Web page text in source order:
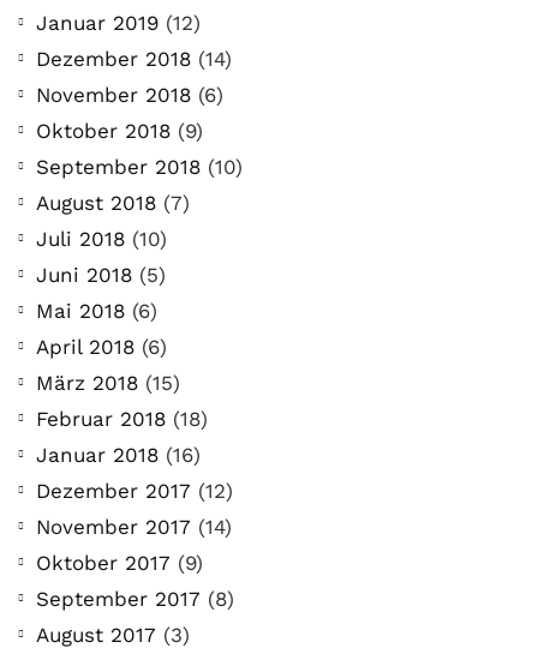
Januar 2019 (12)
Dezember 2018 (14)
November 2018 (6)
Oktober 2018 (9)
September 2018 (10)
August 2018 (7)
Juli 2018 (10)
Juni 2018 (5)
Mai 2018 (6)
April 2018 (6)
März 2018 (15)
Februar 2018 (18)
Januar 2018 (16)
Dezember 2017 (12)
November 2017 (14)
Oktober 2017 (9)
September 2017 (8)
August 2017 (3)